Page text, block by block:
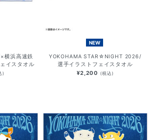
横浜高速鉄
イスタオル
)
NEW
YOKOHAMA STAR☆NIGHT 2026/
選手イラストフェイスタオル
¥2,200 (税込)